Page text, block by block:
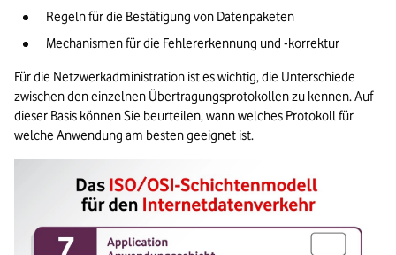
Regeln für die Bestätigung von Datenpaketen
Mechanismen für die Fehlererkennung und -korrektur
Für die Netzwerkadministration ist es wichtig, die Unterschiede
zwischen den einzelnen Übertragungsprotokollen zu kennen. Auf
dieser Basis können Sie beurteilen, wann welches Protokoll für
welche Anwendung am besten geeignet ist.